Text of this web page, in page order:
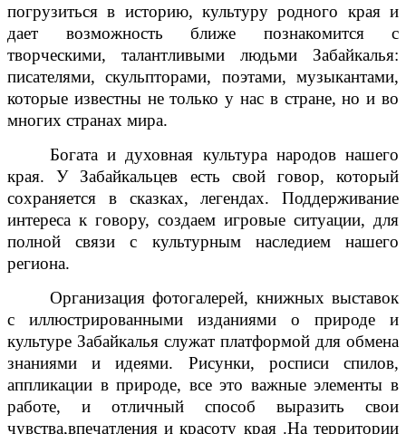
погрузиться в историю, культуру родного края и
дает возможность ближе познакомится с
творческими, талантливыми людьми Забайкалья:
писателями, скульпторами, поэтами, музыкантами,
которые известны не только у нас в стране, но и во
многих странах мира.
Богата и духовная культура народов нашего
края. У Забайкальцев есть свой говор, который
сохраняется в сказках, легендах. Поддерживание
интереса к говору, создаем игровые ситуации, для
полной связи с культурным наследием нашего
региона.
Организация фотогалерей, книжных выставок
с иллюстрированными изданиями о природе и
культуре Забайкалья служат платформой для обмена
знаниями и идеями. Рисунки, росписи спилов,
аппликации в природе, все это важные элементы в
работе, и отличный способ выразить свои
чувства,впечатления и красоту края .На территории